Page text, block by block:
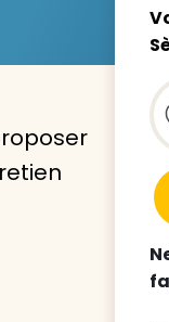
qui vous
la garde de
nos